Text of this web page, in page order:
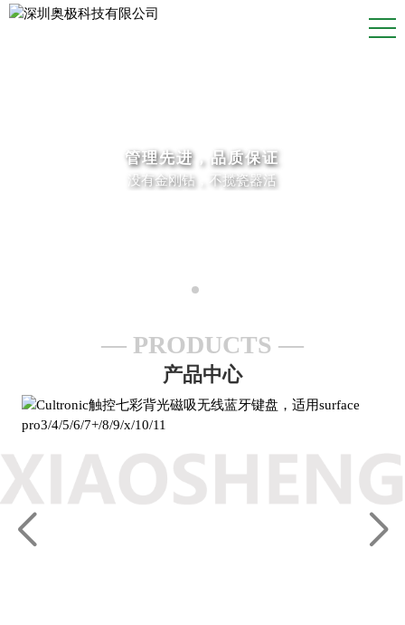
管理先进，品质保证
没有金刚钻，不揽瓷器活
PRODUCTS
产品中心